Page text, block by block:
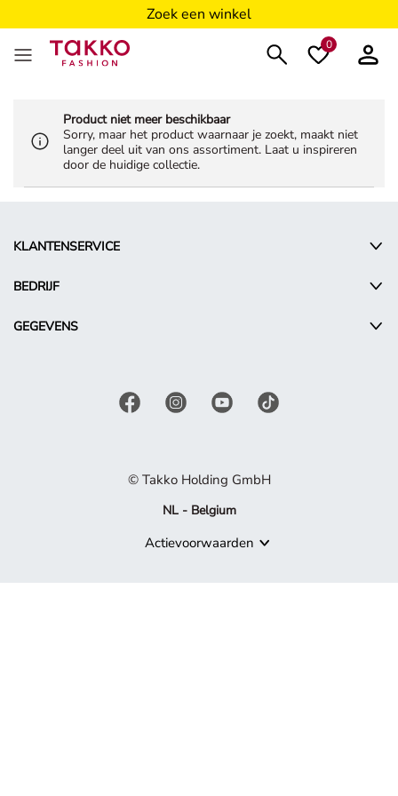
Zoek een winkel
0
Product niet meer beschikbaar
Sorry, maar het product waarnaar je zoekt, maakt niet
langer deel uit van ons assortiment. Laat u inspireren
door de huidige collectie.
KLANTENSERVICE
BEDRIJF
GEGEVENS
© Takko Holding GmbH
NL - Belgium
Actievoorwaarden